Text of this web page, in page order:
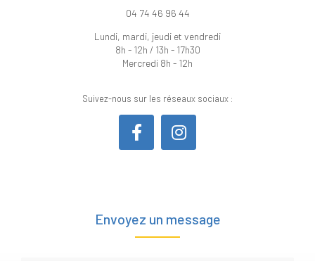
04 74 46 96 44
Lundi, mardi, jeudi et vendredi
8h - 12h / 13h - 17h30
Mercredi 8h - 12h
Suivez-nous sur les réseaux sociaux :
Envoyez un message